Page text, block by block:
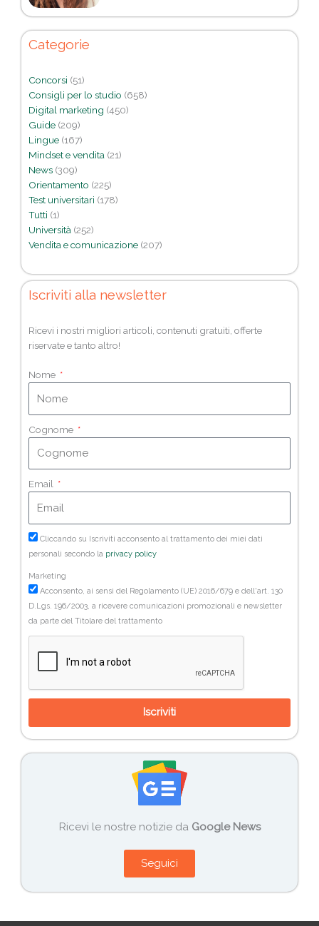
Categorie
Concorsi (51)
Consigli per lo studio (658)
Digital marketing (450)
Guide (209)
Lingue (167)
Mindset e vendita (21)
News (309)
Orientamento (225)
Test universitari (178)
Tutti (1)
Università (252)
Vendita e comunicazione (207)
Iscriviti alla newsletter
Ricevi i nostri migliori articoli, contenuti gratuiti, offerte
riservate e tanto altro!
Nome
Cognome
Email
Cliccando su Iscriviti acconsento al trattamento dei miei dati
personali secondo la privacy policy
Marketing
Acconsento, ai sensi del Regolamento (UE) 2016/679 e dell'art. 130
D.Lgs. 196/2003, a ricevere comunicazioni promozionali e newsletter
da parte del Titolare del trattamento
Iscriviti
Ricevi le nostre notizie da Google News
Seguici